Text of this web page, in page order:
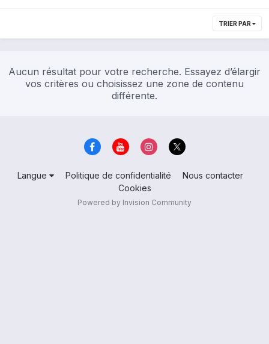
TRIER PAR
Aucun résultat pour votre recherche. Essayez d’élargir
vos critères ou choisissez une zone de contenu
différente.
Langue Politique de confidentialité
Nous contacter
Cookies
Powered by Invision Community